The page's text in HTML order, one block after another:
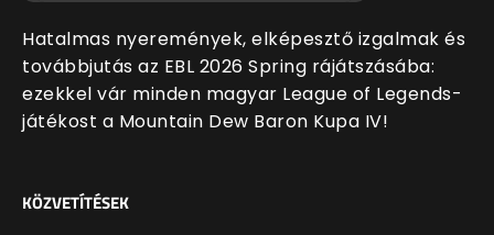
Hatalmas nyeremények, elképesztő izgalmak és
továbbjutás az EBL 2026 Spring rájátszásába:
ezekkel vár minden magyar League of Legends-
játékost a Mountain Dew Baron Kupa IV!
KÖZVETÍTÉSEK